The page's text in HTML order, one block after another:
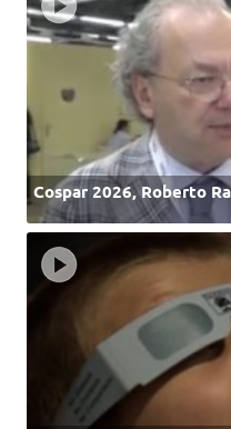
Cospar 2026, Roberto